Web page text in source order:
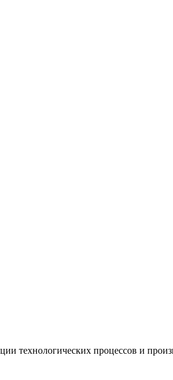
технологических процессов и